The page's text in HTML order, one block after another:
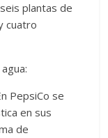
plantas de
cuatro
PepsiCo se
en sus
de